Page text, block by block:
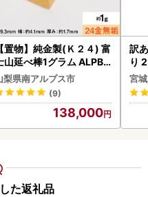
【置物】純金製(Ｋ２４) 富
山延べ棒1グラム ALPBK
梨県南アルプス市
(9)
138,000
訳
り
鮭
宮
た返礼品